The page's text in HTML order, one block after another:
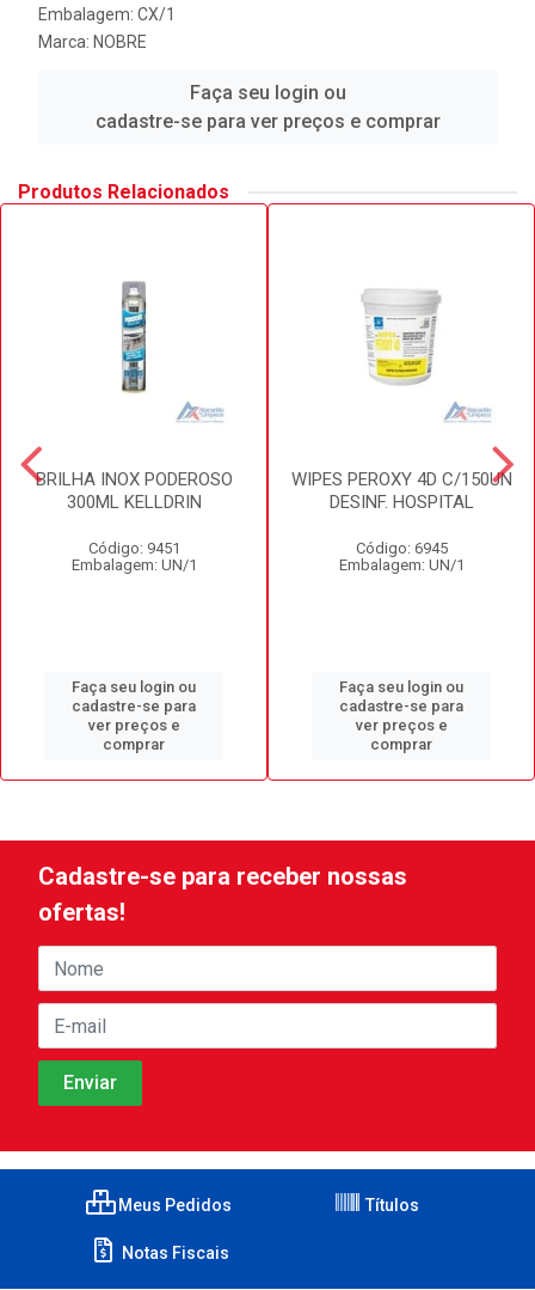
Embalagem: CX/1
Marca: NOBRE
Faça seu login ou
cadastre-se para ver preços e comprar
Produtos Relacionados
BRILHA INOX PODEROSO
300ML KELLDRIN
Código: 9451
Embalagem: UN/1
Faça seu login ou
cadastre-se para
ver preços e
comprar
WIPES PEROXY 4D C/150UN
DESINF. HOSPITAL
Código: 6945
Embalagem: UN/1
Faça seu login ou
cadastre-se para
ver preços e
comprar
Cadastre-se para receber nossas
ofertas!
Meus Pedidos Títulos
Notas Fiscais